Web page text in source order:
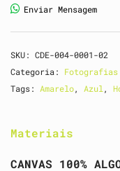
Enviar Mensagem
SKU: CDE-004-0001-02
Categoria: Fotografias
Tags: Amarelo, Azul,
Materiais
CANVAS 100%